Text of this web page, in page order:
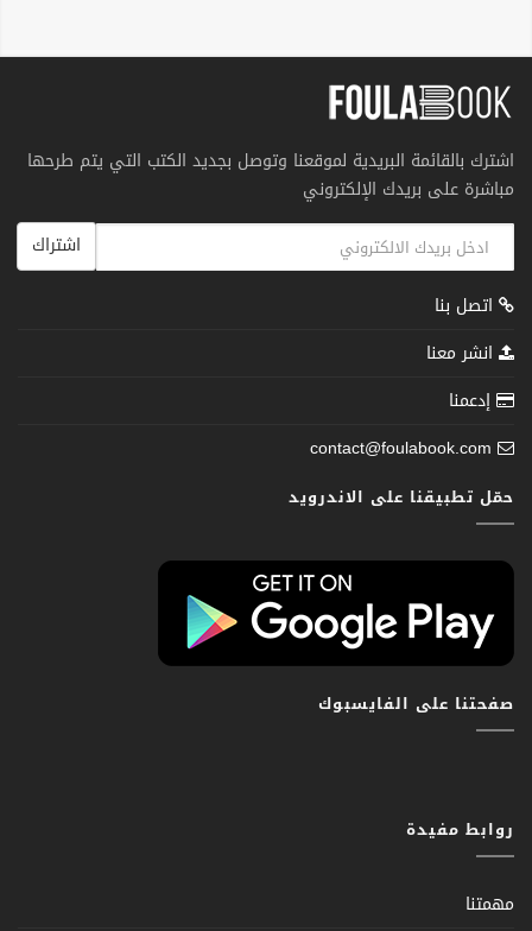
اشترك بالقائمة البريدية لموقعنا وتوصل بجديد الكتب التي يتم طرحها
مباشرة على بريدك الإلكتروني
اشتراك
اتصل بنا
انشر معنا
إدعمنا
contact@foulabook.com
حمّل تطبيقنا على الاندرويد
صفحتنا على الفايسبوك
روابط مفيدة
مهمتنا